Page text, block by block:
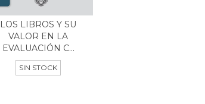
LOS LIBROS Y SU
VALOR EN LA
EVALUACIÓN C...
SIN STOCK